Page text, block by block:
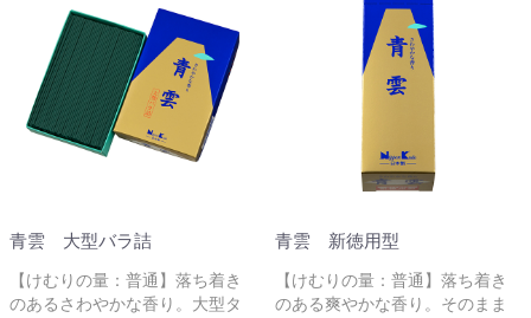
青雲 大型バラ詰
【けむりの量：普通】落ち着き
のあるさわやかな香り。大型タ
青雲 新徳用型
【けむりの量：普通】落ち着き
のある爽やかな香り。そのまま